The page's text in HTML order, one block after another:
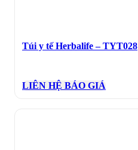
Túi y tế Herbalife – TYT028
LIÊN HỆ BÁO GIÁ